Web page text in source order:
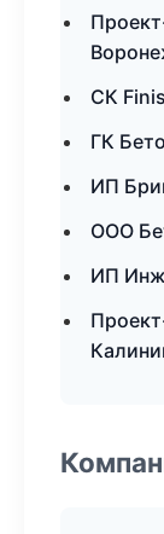
СК
ГК
ИП
ООО
ИП